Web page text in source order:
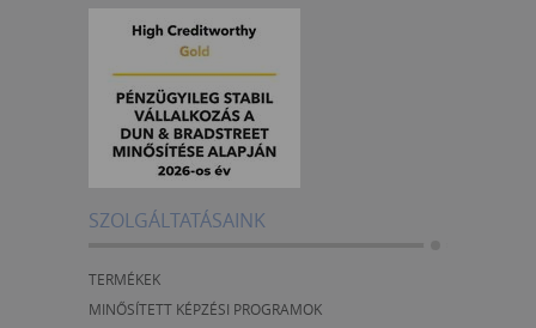
SZOLGÁLTATÁSAINK
TERMÉKEK
MINŐSÍTETT KÉPZÉSI PROGRAMOK